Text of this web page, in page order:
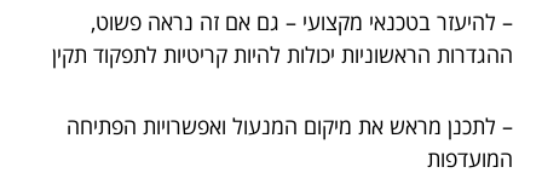
– להיעזר בטכנאי מקצועי – גם אם זה נראה פשוט,
ההגדרות הראשוניות יכולות להיות קריטיות לתפקוד תקין
– לתכנן מראש את מיקום המנעול ואפשרויות הפתיחה
המועדפות